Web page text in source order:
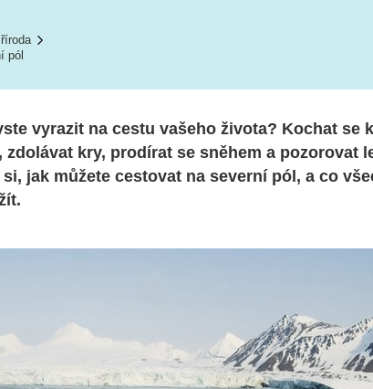
pól
vyrazit na cestu vašeho života? Kochat se
zdolávat kry, prodírat se sněhem a pozorovat
si, jak můžete cestovat na severní pól, a co